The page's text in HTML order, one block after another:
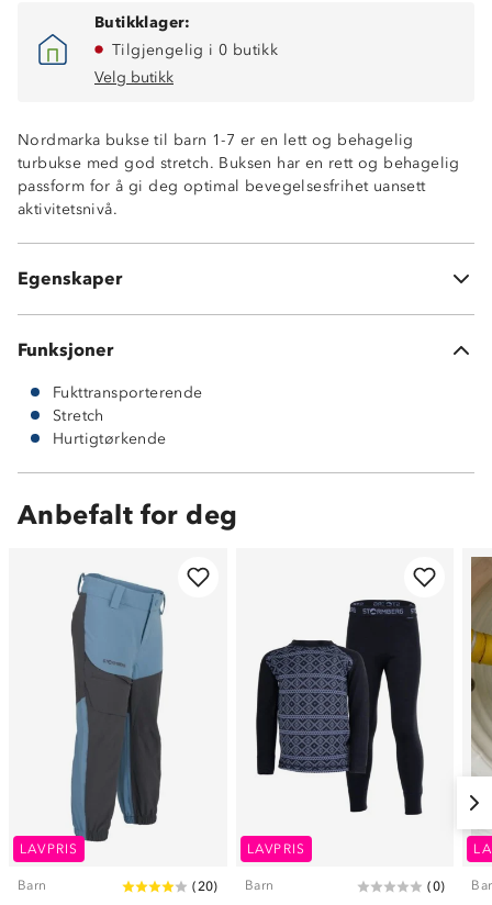
Butikklager:
Tilgjengelig i 0 butikk
Velg butikk
Nordmarka bukse til barn 1-7 er en lett og behagelig
turbukse med god stretch. Buksen har en rett og behagelig
passform for å gi deg optimal bevegelsesfrihet uansett
aktivitetsnivå.
Egenskaper
Stretchfunksjon
Fukttransporterende
To stikklommer i sidene
Beltehemper
Innvevd forsterkningstråd i firkantmønster for økt rive-
og slitestyrke
94% resirkulert polyester og 6% elastan
Funksjoner
Fukttransporterende
Stretch
Hurtigtørkende
Anbefalt for deg
LAVPRIS
Barn ( 20)
LAVPRIS
Barn (0)